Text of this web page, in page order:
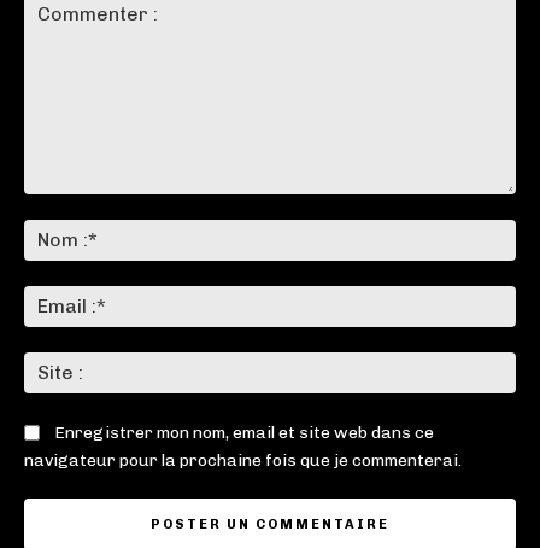
:*
:*
:
Enregistrer mon nom, email et site web dans ce
navigateur pour la prochaine fois que je commenterai.